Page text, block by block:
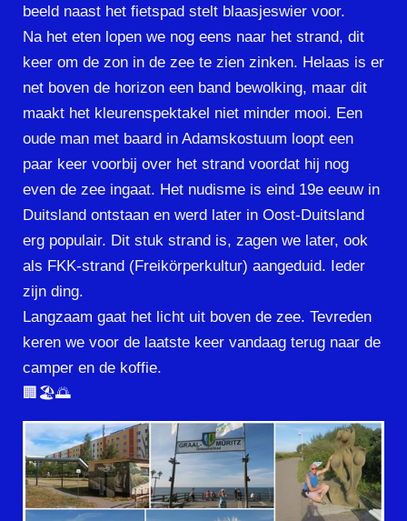
beeld naast het fietspad stelt blaasjeswier voor.
Na het eten lopen we nog eens naar het strand, dit
keer om de zon in de zee te zien zinken. Helaas is er
net boven de horizon een band bewolking, maar dit
maakt het kleurenspektakel niet minder mooi. Een
oude man met baard in Adamskostuum loopt een
paar keer voorbij over het strand voordat hij nog
even de zee ingaat. Het nudisme is eind 19e eeuw in
Duitsland ontstaan en werd later in Oost-Duitsland
erg populair. Dit stuk strand is, zagen we later, ook
als FKK-strand (Freikörperkultur) aangeduid. Ieder
zijn ding.
Langzaam gaat het licht uit boven de zee. Tevreden
keren we voor de laatste keer vandaag terug naar de
camper en de koffie.
🏢🏖🌅